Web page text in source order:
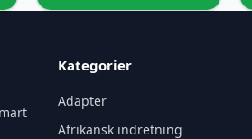
Kategorier
Adapter
Afrikansk indretning